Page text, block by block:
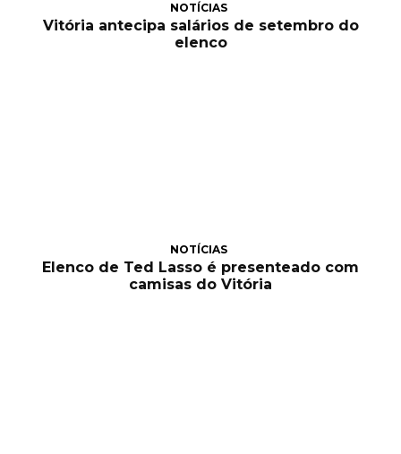
NOTÍCIAS
Vitória antecipa salários de setembro do
elenco
NOTÍCIAS
Elenco de Ted Lasso é presenteado com
camisas do Vitória